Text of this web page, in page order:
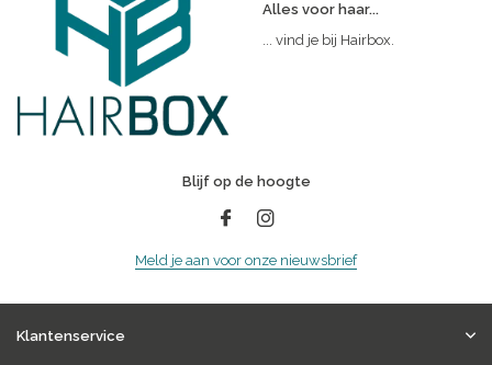
Alles voor haar...
... vind je bij Hairbox.
Blijf op de hoogte
Meld je aan voor onze nieuwsbrief
Klantenservice